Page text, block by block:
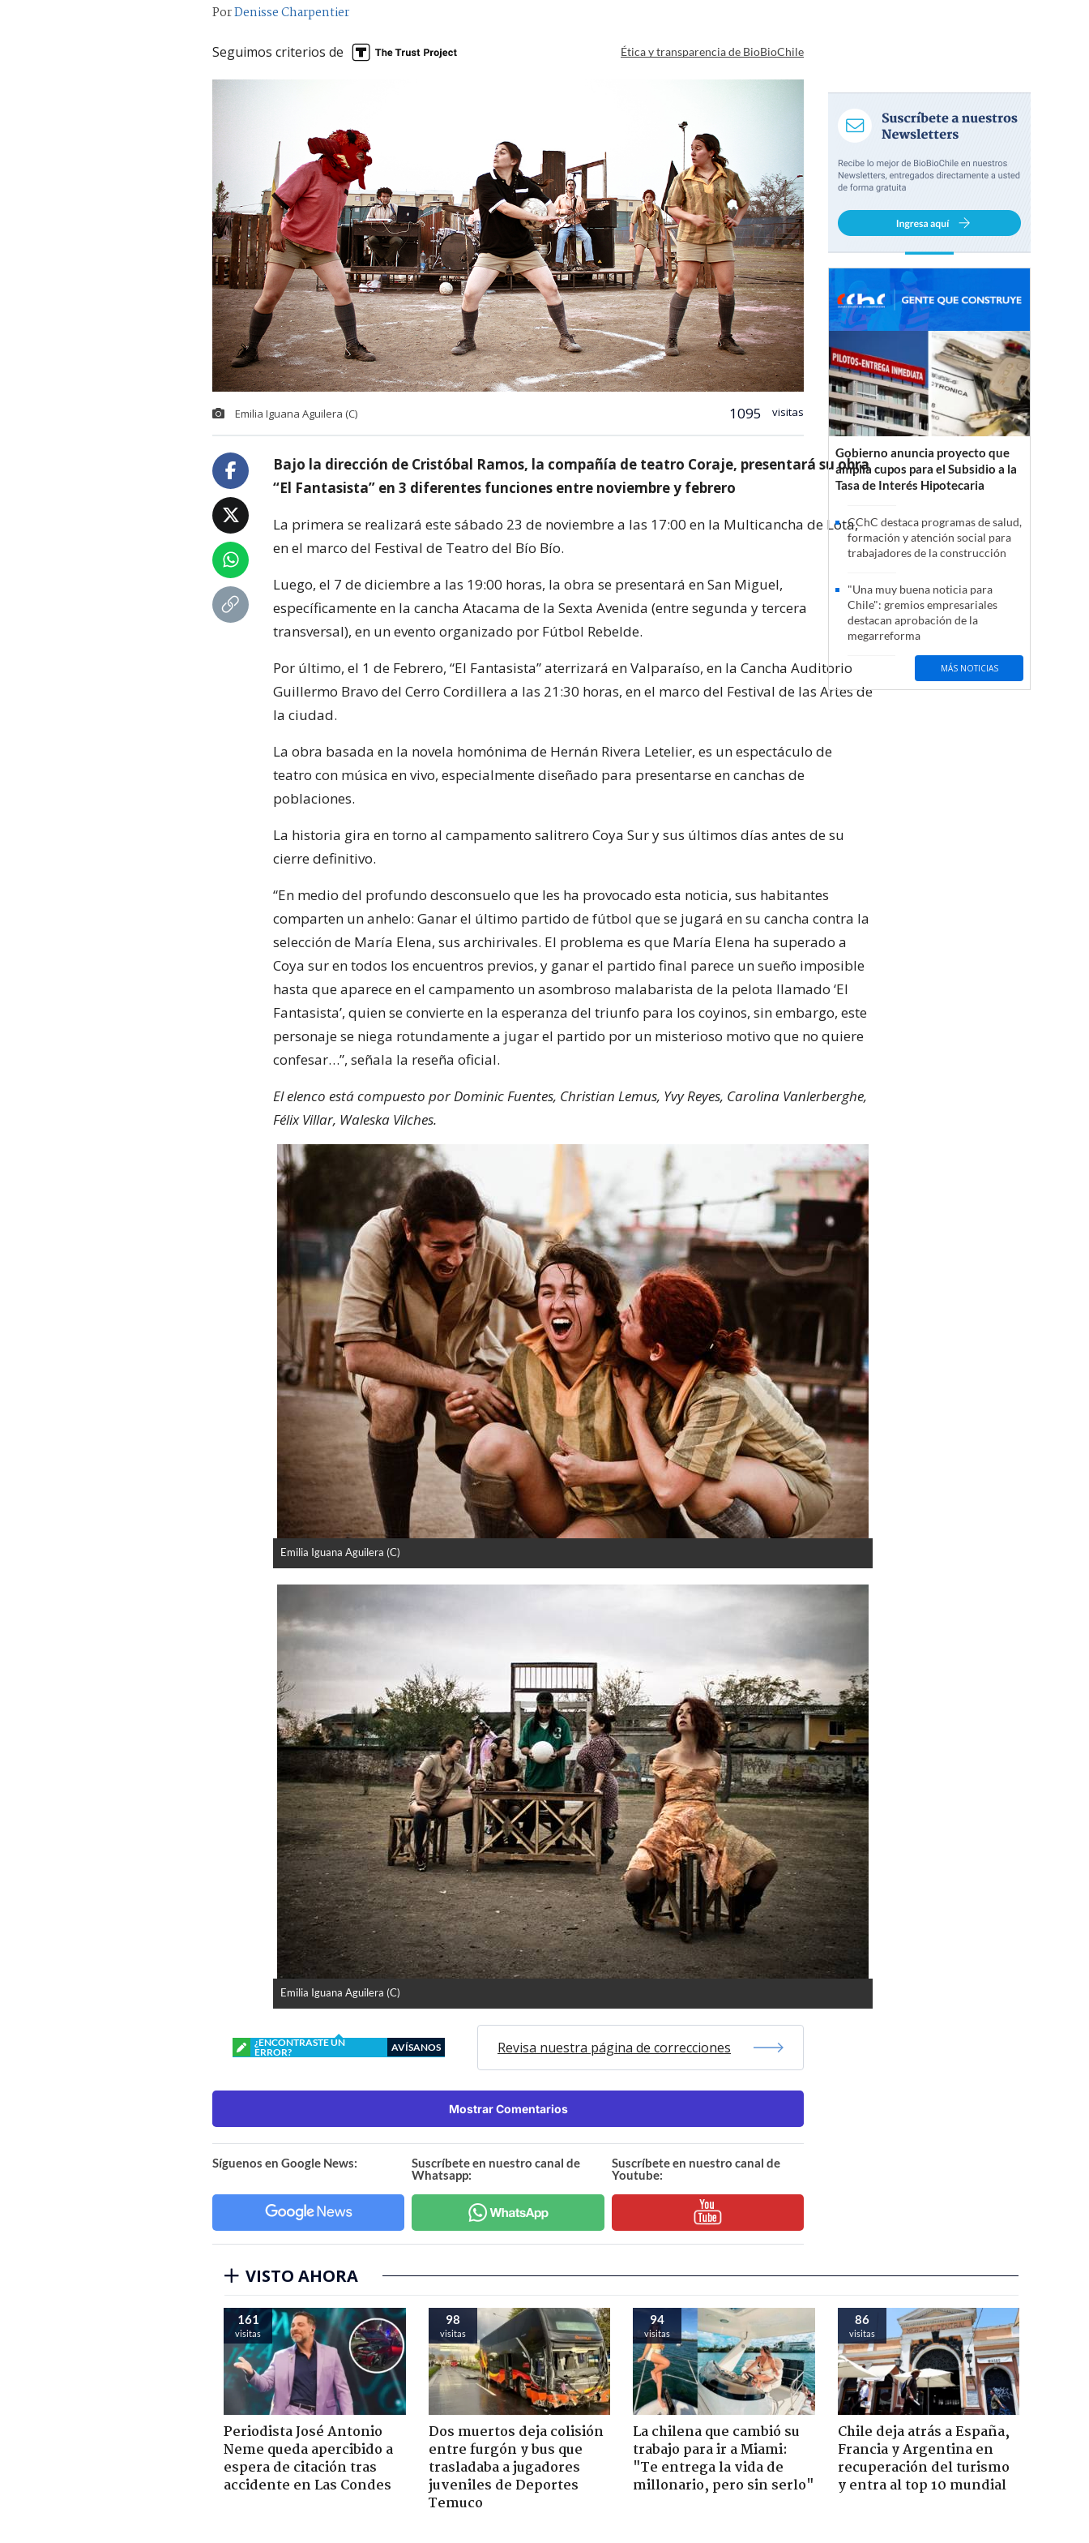
PorDenisse Charpentier
Seguimos criterios de Ética y transparencia de BioBioChile
Emilia Iguana Aguilera (C) 1095 visitas
Bajo la dirección de Cristóbal Ramos, la compañía de teatro Coraje, presentará su obra
“El Fantasista” en 3 diferentes funciones entre noviembre y febrero
La primera se realizará este sábado 23 de noviembre a las 17:00 en la Multicancha de Lota,
en el marco del Festival de Teatro del Bío Bío.
Luego, el 7 de diciembre a las 19:00 horas, la obra se presentará en San Miguel,
específicamente en la cancha Atacama de la Sexta Avenida (entre segunda y tercera
transversal), en un evento organizado por Fútbol Rebelde.
Por último, el 1 de Febrero, “El Fantasista” aterrizará en Valparaíso, en la Cancha Auditorio
Guillermo Bravo del Cerro Cordillera a las 21:30 horas, en el marco del Festival de las Artes de
la ciudad.
La obra basada en la novela homónima de Hernán Rivera Letelier, es un espectáculo de
teatro con música en vivo, especialmente diseñado para presentarse en canchas de
poblaciones.
La historia gira en torno al campamento salitrero Coya Sur y sus últimos días antes de su
cierre definitivo.
“En medio del profundo desconsuelo que les ha provocado esta noticia, sus habitantes
comparten un anhelo: Ganar el último partido de fútbol que se jugará en su cancha contra la
selección de María Elena, sus archirivales. El problema es que María Elena ha superado a
Coya sur en todos los encuentros previos, y ganar el partido final parece un sueño imposible
hasta que aparece en el campamento un asombroso malabarista de la pelota llamado ‘El
Fantasista’, quien se convierte en la esperanza del triunfo para los coyinos, sin embargo, este
personaje se niega rotundamente a jugar el partido por un misterioso motivo que no quiere
confesar…”, señala la reseña oficial.
El elenco está compuesto por Dominic Fuentes, Christian Lemus, Yvy Reyes, Carolina Vanlerberghe,
Félix Villar, Waleska Vilches.
Emilia Iguana Aguilera (C)
Emilia Iguana Aguilera (C)
¿ENCONTRASTE UN
ERROR?
AVÍSANOS Revisa nuestra página de correcciones
Mostrar Comentarios
Síguenos en Google News:
Suscríbete en nuestro canal de
Whatsapp:
Suscríbete en nuestro canal de
Youtube:
Gobierno anuncia proyecto que
amplía cupos para el Subsidio a la
Tasa de Interés Hipotecaria
CChC destaca programas de salud,
formación y atención social para
trabajadores de la construcción
"Una muy buena noticia para
Chile": gremios empresariales
destacan aprobación de la
megarreforma
MÁS NOTICIAS
VISTO AHORA
161
visitas
Periodista José Antonio
Neme queda apercibido a
espera de citación tras
accidente en Las Condes
98
visitas
Dos muertos deja colisión
entre furgón y bus que
trasladaba a jugadores
juveniles de Deportes
Temuco
94
visitas
La chilena que cambió su
trabajo para ir a Miami:
"Te entrega la vida de
millonario, pero sin serlo"
86
visitas
Chile deja atrás a España,
Francia y Argentina en
recuperación del turismo
y entra al top 10 mundial